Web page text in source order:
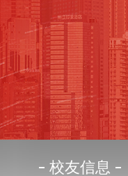
校友信息